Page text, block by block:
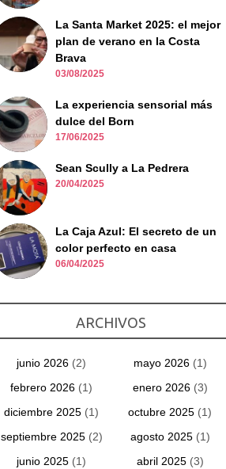
La Santa Market 2025: el mejor
plan de verano en la Costa
Brava
03/08/2025
La experiencia sensorial más
dulce del Born
17/06/2025
Sean Scully a La Pedrera
20/04/2025
La Caja Azul: El secreto de un
color perfecto en casa
06/04/2025
ARCHIVOS
junio 2026 (2) mayo 2026(1)
febrero 2026 (1) enero 2026(3)
diciembre 2025 (1) octubre 2025 (1)
septiembre 2025(2) agosto 2025(1)
junio 2025 (1) abril 2025(3)